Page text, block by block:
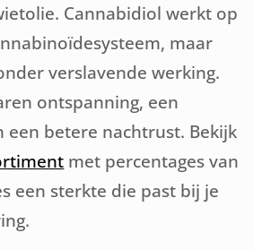
Cannabidiol werkt op
maar
verslavende werking.
ontspanning, een
een betere nachtrust. Bekijk
met percentages van
een sterkte die past bij je